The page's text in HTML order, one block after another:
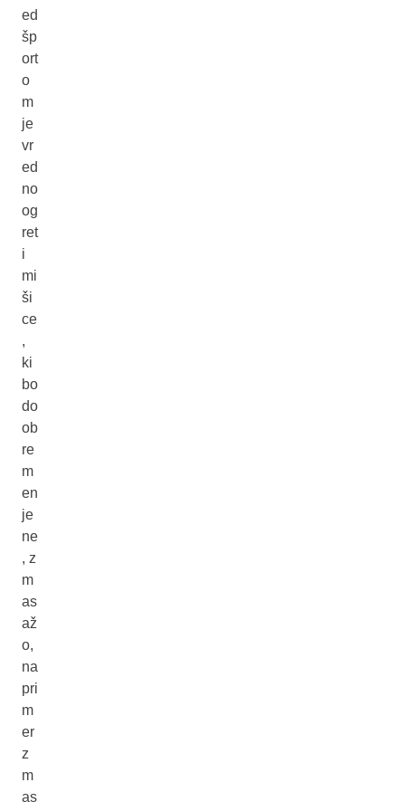
ed
šp
ort
o
m
je
vr
ed
no
og
ret
i
mi
ši
ce
,
ki
bo
do
ob
re
m
en
je
ne
, z
m
as
až
o,
na
pri
m
er
z
m
as